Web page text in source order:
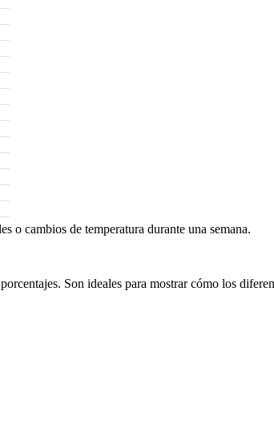
o cambios de temperatura durante una semana.
Son ideales para mostrar cómo los